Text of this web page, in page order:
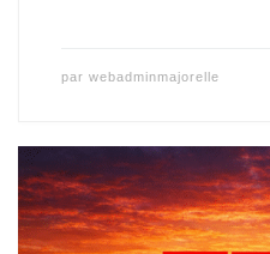
par webadminmajorelle